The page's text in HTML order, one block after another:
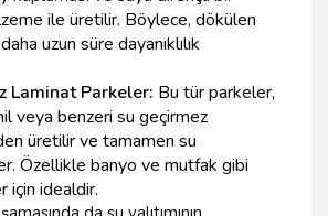
ile üretilir. Böylece, dökülen
uzun süre dayanıklılık
Laminat Parkeler: Bu tür parkeler,
veya benzeri su geçirmez
üretilir ve tamamen su
Özellikle banyo ve mutfak gibi
için idealdir.